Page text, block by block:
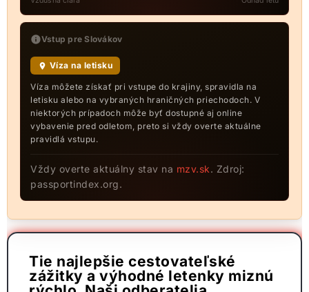
Vstup pre Slovákov
Víza na letisku
Víza môžete získať pri vstupe do krajiny, spravidla na
letisku alebo na vybraných hraničných priechodoch. V
niektorých prípadoch môže byť dostupné aj online
vybavenie pred odletom, preto si vždy overte aktuálne
pravidlá vstupu.
Vždy overte aktuálny stav na mzv.sk. Zdroj:
passportindex.org.
Tie najlepšie cestovateľské
zážitky a výhodné letenky miznú